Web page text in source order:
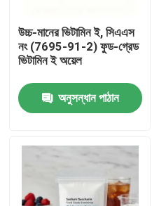
বাড়ি
উচ্চ-মানের ভিটামিন ই, সিএএস
নং (7695-91-2) ফুড-গ্রেড
ভিটামিন ই অয়েল
অনুসন্ধান পাঠান